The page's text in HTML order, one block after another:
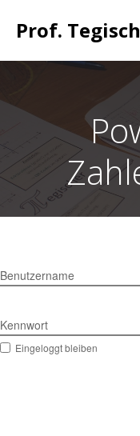
Prof.
Benutzername
Kennwort
Eingeloggt bleiben